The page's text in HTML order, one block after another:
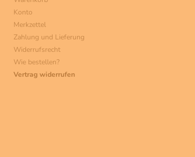
Konto
Merkzettel
Zahlung und Lieferung
Widerrufsrecht
Wie bestellen?
Vertrag widerrufen